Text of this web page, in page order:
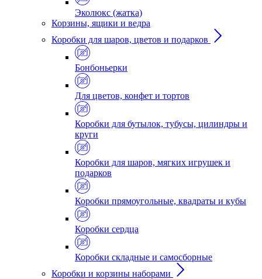
Эколюкс (жатка)
Корзины, ящики и ведра
Коробки для шаров, цветов и подарков
Бонбоньерки
Для цветов, конфет и тортов
Коробки для бутылок, тубусы, цилиндры и
круги
Коробки для шаров, мягких игрушек и
подарков
Коробки прямоугольные, квадраты и кубы
Коробки сердца
Коробки складные и самосборные
Коробки и корзины наборами